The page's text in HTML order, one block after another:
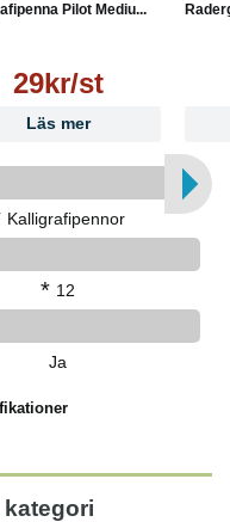
Pilot Mediu...
29kr/st
Läs mer
Kalligrafipennor
* 12
Ja